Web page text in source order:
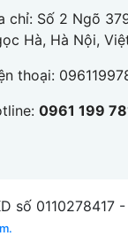
chỉ: Số 2 Ngõ
Hà, Hà Nội,
thoại:
0961 199
số 0110278417